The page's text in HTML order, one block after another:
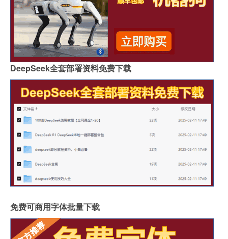
DeepSeek全套部署资料免费下载
免费可商用字体批量下载